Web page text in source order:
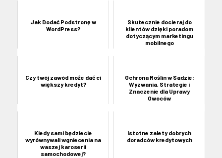
Jak Dodać Podstronę w
WordPress?
Skutecznie docieraj do
klientów dzięki poradom
dotyczącym marketingu
mobilnego
Czy twój zawód może dać ci
większy kredyt?
Ochrona Roślin w Sadzie:
Wyzwania, Strategie i
Znaczenie dla Uprawy
Owoców
Kiedy sami będziecie
wyrównywali wgniecenia na
waszej karoserii
samochodowej?
Istotne zalety dobrych
doradców kredytowych